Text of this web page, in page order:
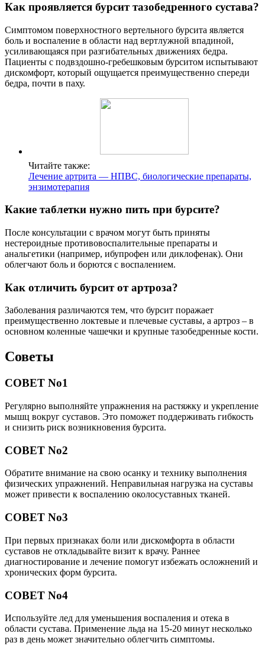
Как проявляется бурсит тазобедренного сустава?
Симптомом поверхностного вертельного бурсита является
боль и воспаление в области над вертлужной впадиной,
усиливающаяся при разгибательных движениях бедра.
Пациенты с подвздошно-гребешковым бурситом испытывают
дискомфорт, который ощущается преимущественно спереди
бедра, почти в паху.
Читайте также:
Лечение артрита — НПВС, биологические препараты,
энзимотерапия
Какие таблетки нужно пить при бурсите?
После консультации с врачом могут быть приняты
нестероидные противовоспалительные препараты и
анальгетики (например, ибупрофен или диклофенак). Они
облегчают боль и борются с воспалением.
Как отличить бурсит от артроза?
Заболевания различаются тем, что бурсит поражает
преимущественно локтевые и плечевые суставы, а артроз – в
основном коленные чашечки и крупные тазобедренные кости.
Советы
СОВЕТ No1
Регулярно выполняйте упражнения на растяжку и укрепление
мышц вокруг суставов. Это поможет поддерживать гибкость
и снизить риск возникновения бурсита.
СОВЕТ No2
Обратите внимание на свою осанку и технику выполнения
физических упражнений. Неправильная нагрузка на суставы
может привести к воспалению околосуставных тканей.
СОВЕТ No3
При первых признаках боли или дискомфорта в области
суставов не откладывайте визит к врачу. Раннее
диагностирование и лечение помогут избежать осложнений и
хронических форм бурсита.
СОВЕТ No4
Используйте лед для уменьшения воспаления и отека в
области сустава. Применение льда на 15-20 минут несколько
раз в день может значительно облегчить симптомы.